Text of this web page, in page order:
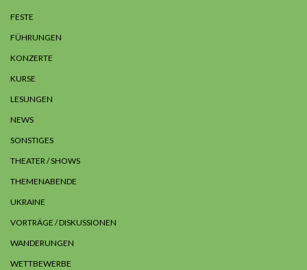
FESTE
FÜHRUNGEN
KONZERTE
KURSE
LESUNGEN
NEWS
SONSTIGES
THEATER / SHOWS
THEMENABENDE
UKRAINE
VORTRÄGE / DISKUSSIONEN
WANDERUNGEN
WETTBEWERBE